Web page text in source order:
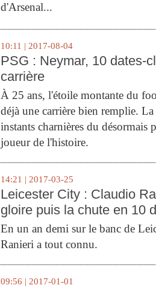
d'Arsenal...
10:11 | 2017-08-04
PSG : Neymar, 10 dates-
carrière
À 25 ans, l'étoile montante du
déjà une carrière bien remplie.
instants charnières du désormais
joueur de l'histoire.
14:21 | 2017-03-25
Leicester City : Claudio
gloire puis la chute en 10
En un an demi sur le banc de
Ranieri a tout connu.
09:56 | 2017-01-01